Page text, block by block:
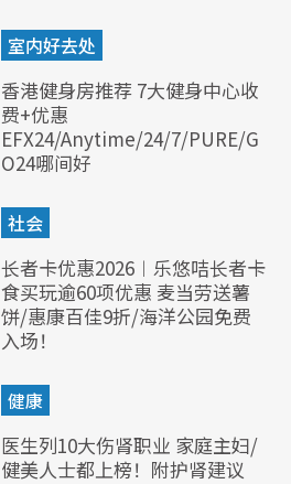
室内好去处
香港健身房推荐 7大健身中心收
费+优惠
EFX24/Anytime/24/7/PURE/G
O24哪间好
社会
长者卡优惠2026︱乐悠咭长者卡
食买玩逾60项优惠 麦当劳送薯
饼/惠康百佳9折/海洋公园免费
入场！
健康
医生列10大伤肾职业 家庭主妇/
健美人士都上榜！附护肾建议